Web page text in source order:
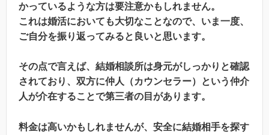
かっているような方は要注意かもしれません。
これは婚活においても大切なことなので、いま一度、
ご自分を振り返ってみると良いと思います。
その点で言えば、結婚相談所は身元がしっかりと確認
されており、双方に仲人（カウンセラー）という仲介
人が介在することで第三者の目があります。
料金は高いかもしれませんが、安全に結婚相手を探す